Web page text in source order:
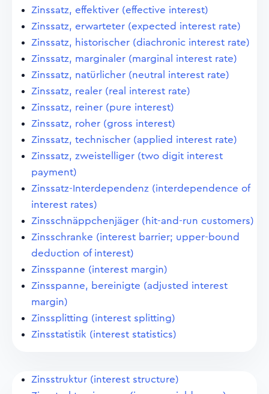
Zinssatz, effektiver (effective interest)
Zinssatz, erwarteter (expected interest rate)
Zinssatz, historischer (diachronic interest rate)
Zinssatz, marginaler (marginal interest rate)
Zinssatz, natürlicher (neutral interest rate)
Zinssatz, realer (real interest rate)
Zinssatz, reiner (pure interest)
Zinssatz, roher (gross interest)
Zinssatz, technischer (applied interest rate)
Zinssatz, zweistelliger (two digit interest
payment)
Zinssatz-Interdependenz (interdependence of
interest rates)
Zinsschnäppchenjäger (hit-and-run customers)
Zinsschranke (interest barrier; upper-bound
deduction of interest)
Zinsspanne (interest margin)
Zinsspanne, bereinigte (adjusted interest
margin)
Zinssplitting (interest splitting)
Zinsstatistik (interest statistics)
Zinsstruktur (interest structure)